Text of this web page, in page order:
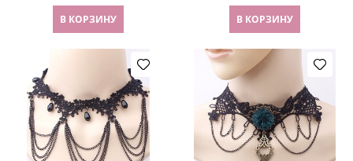
В КОРЗИНУ В КОРЗИНУ